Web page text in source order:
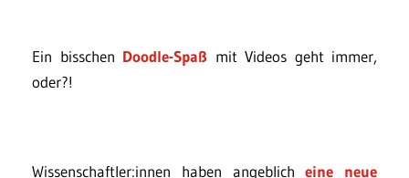
Ein bisschen Doodle-Spaß mit Videos geht immer,
oder?!
Wissenschaftler:innen haben angeblicheine neue